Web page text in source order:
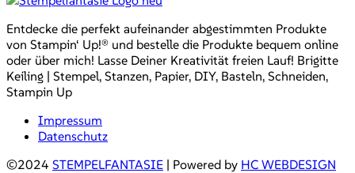
Entdecke die perfekt aufeinander abgestimmten Produkte
von Stampin‘ Up!® und bestelle die Produkte bequem online
oder über mich! Lasse Deiner Kreativität freien Lauf! Brigitte
Keiling | Stempel, Stanzen, Papier, DIY, Basteln, Schneiden,
Stampin Up
Impressum
Datenschutz
©2024 STEMPELFANTASIE | Powered by HC WEBDESIGN